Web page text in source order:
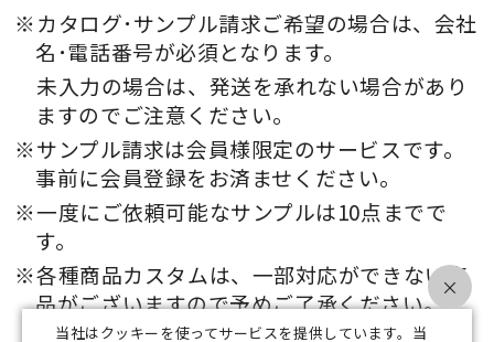
※カタログ･サンプル請求ご希望の場合は、会社
名･電話番号が必須となります。
未入力の場合は、発送を承れない場合があり
ますのでご注意ください。
※サンプル請求は会員様限定のサービスです。
事前に会員登録をお済ませください。
※一度にご依頼可能なサンプルは10点までで
す。
※各種商品カスタムは、一部対応ができない商
品がございますので予めご了承ください。
当社はクッキーを使ってサービスを提供しています。当
×